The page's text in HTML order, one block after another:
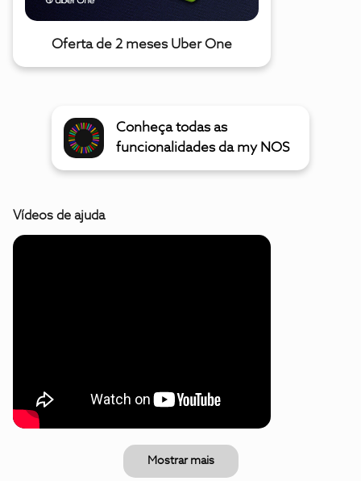
Oferta de 2 meses Uber One
Conheça todas as
funcionalidades da my NOS
Vídeos de ajuda
Mostrar mais